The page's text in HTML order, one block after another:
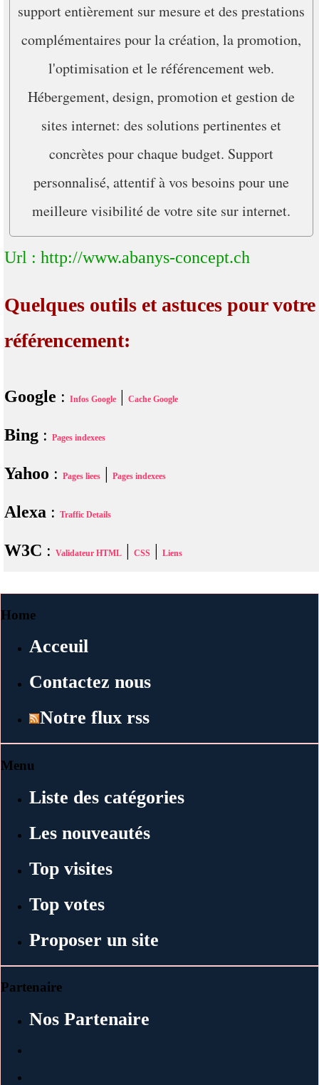
support entièrement sur mesure et des prestations
complémentaires pour la création, la promotion,
l'optimisation et le référencement web.
Hébergement, design, promotion et gestion de
sites internet: des solutions pertinentes et
concrètes pour chaque budget. Support
personnalisé, attentif à vos besoins pour une
meilleure visibilité de votre site sur internet.
Url : http://www.abanys-concept.ch
Quelques outils et astuces pour votre
référencement:
Google : Infos Google | Cache Google
Bing : Pages indexees
Yahoo : Pages liees | Pages indexees
Alexa : Traffic Details
W3C : Validateur HTML | CSS | Liens
Home
Acceuil
Contactez nous
Notre flux rss
Menu
Liste des catégories
Les nouveautés
Top visites
Top votes
Proposer un site
Partenaire
Nos Partenaire